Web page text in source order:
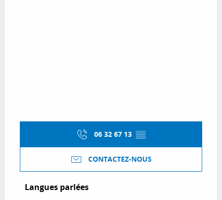
06 32 67 13 ▒▒
CONTACTEZ-NOUS
Langues parlées
Langues parlées